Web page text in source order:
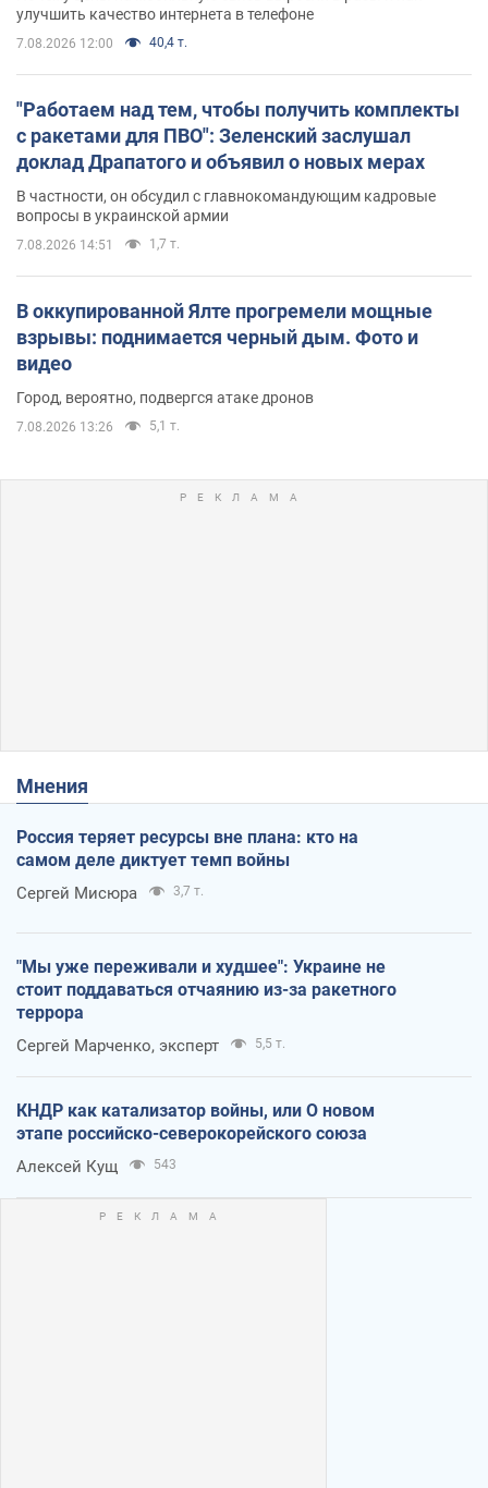
улучшить качество интернета в телефоне
7.08.2026 12:00 40,4 т.
"Работаем над тем, чтобы получить комплекты
с ракетами для ПВО": Зеленский заслушал
доклад Драпатого и объявил о новых мерах
В частности, он обсудил с главнокомандующим кадровые
вопросы в украинской армии
7.08.2026 14:51 1,7 т.
В оккупированной Ялте прогремели мощные
взрывы: поднимается черный дым. Фото и
видео
Город, вероятно, подвергся атаке дронов
7.08.2026 13:26 5,1 т.
Мнения
Россия теряет ресурсы вне плана: кто на
самом деле диктует темп войны
Сергей Мисюра 3,7 т.
"Мы уже переживали и худшее": Украине не
стоит поддаваться отчаянию из-за ракетного
террора
Сергей Марченко, эксперт 5,5 т.
КНДР как катализатор войны, или О новом
этапе российско-северокорейского союза
Алексей Кущ 543